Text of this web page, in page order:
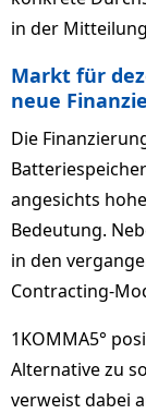
in der
Markt für
neue
Die
angesichts
Bedeutung.
in den
Contracting-
1KOMMA5°
Alternative zu
verweist dabei